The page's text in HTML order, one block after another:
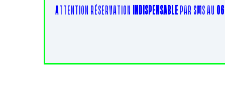
ATTENTION RÉSERVATIONINDISPENSABLEPAR SMS AU